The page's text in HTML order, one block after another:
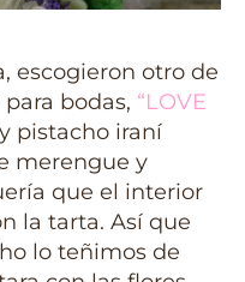
escogieron otro de
bodas, “LOVE
pistacho iraní
merengue y
que el interior
la tarta. Así que
lo teñimos de